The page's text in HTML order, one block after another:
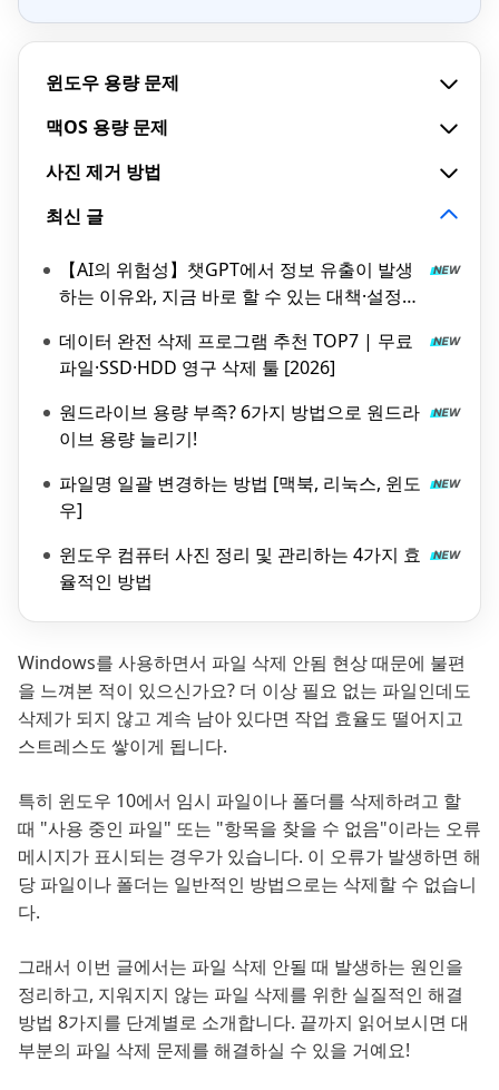
윈도우 용량 문제
맥OS 용량 문제
사진 제거 방법
최신 글
【AI의 위험성】챗GPT에서 정보 유출이 발생
하는 이유와, 지금 바로 할 수 있는 대책·설정
데이터 완전 삭제 프로그램 추천 TOP7 | 무료
파일·SSD·HDD 영구 삭제 툴 [2026]
원드라이브 용량 부족? 6가지 방법으로 원드라
이브 용량 늘리기!
파일명 일괄 변경하는 방법 [맥북, 리눅스, 윈도
우]
윈도우 컴퓨터 사진 정리 및 관리하는 4가지 효
율적인 방법
Windows를 사용하면서 파일 삭제 안됨 현상 때문에 불편
을 느껴본 적이 있으신가요? 더 이상 필요 없는 파일인데도
삭제가 되지 않고 계속 남아 있다면 작업 효율도 떨어지고
스트레스도 쌓이게 됩니다.
특히 윈도우 10에서 임시 파일이나 폴더를 삭제하려고 할
때 "사용 중인 파일" 또는 "항목을 찾을 수 없음"이라는 오류
메시지가 표시되는 경우가 있습니다. 이 오류가 발생하면 해
당 파일이나 폴더는 일반적인 방법으로는 삭제할 수 없습니
다.
그래서 이번 글에서는 파일 삭제 안될 때 발생하는 원인을
정리하고, 지워지지 않는 파일 삭제를 위한 실질적인 해결
방법 8가지를 단계별로 소개합니다. 끝까지 읽어보시면 대
부분의 파일 삭제 문제를 해결하실 수 있을 거예요!